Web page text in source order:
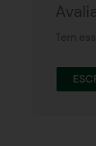
Tem